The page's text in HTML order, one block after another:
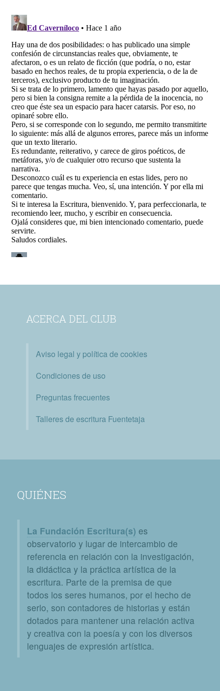
ACERCA DEL CLUB
Aviso legal y política de cookies
Condiciones de uso
Preguntas frecuentes
Talleres de escritura Fuentetaja
QUIÉNES
La Fundación Escritura(s) es
observatorio y lugar de intercambio de
referencia en relación con la investigación,
la didáctica y la práctica artística de la
escritura. Parte de la premisa de que
todos los seres humanos, por el hecho de
serlo, son contadores de historias y están
dotados para mantener una relación activa
y creativa con la poesía y con los diversos
lenguajes de expresión artística.